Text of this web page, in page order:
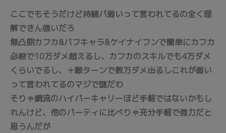
ここでもそうだけど持続パ弱いって言われてるの全く理
解できん強いだろ
無凸餅カフカ&バフキャラ&ケイナイフンで簡単にカフカ
必殺で10万ダメ超えるし、カフカのスキルでも4万ダメ
くらいでるし、＋敵ターンで数万ダメ出るしこれが弱い
って言われてるのマジで謎だわ
そりゃ鏡流のハイパーキャリーほど手軽ではないかもし
れんけど、他のパーティに比べりゃ充分手軽で強力だと
思うんだが